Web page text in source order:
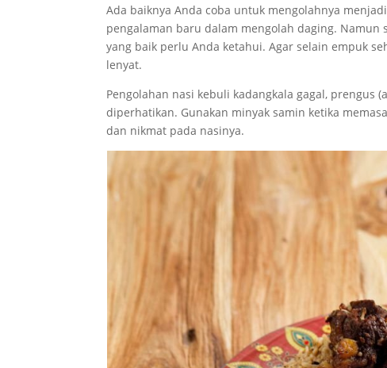
Ada baiknya Anda coba untuk mengolahnya
pengalaman baru dalam mengolah daging.
yang baik perlu Anda ketahui. Agar selain empuk
lenyat.
Pengolahan nasi kebuli kadangkala gagal, prengus
diperhatikan. Gunakan minyak samin ketika
dan nikmat pada nasinya.